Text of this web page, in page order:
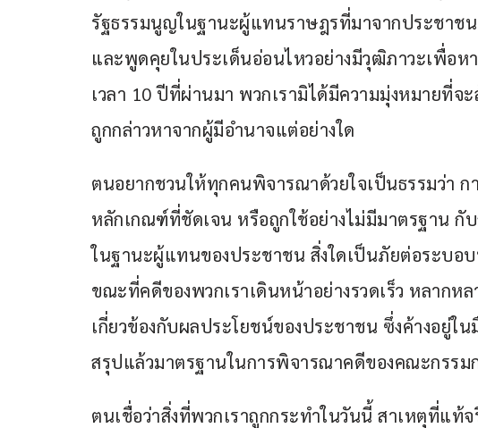
รัฐธรรมนูญในฐานะผู้แทนราษฎรที่มาจากประชาช
และพูดคุยในประเด็นอ่อนไหวอย่างมีวุฒิภาวะเพื่อห
เวลา 10 ปีที่ผ่านมา พวกเรามิได้มีความมุ่งหมายที่จ
ถูกกล่าวหาจากผู้มีอำนาจแต่อย่างใด
ตนอยากชวนให้ทุกคนพิจารณาด้วยใจเป็นธรรมว่า ก
หลักเกณฑ์ที่ชัดเจน หรือถูกใช้อย่างไม่มีมาตรฐาน
ในฐานะผู้แทนของประชาชน สิ่งใดเป็นภัยต่อระบอบ
ขณะที่คดีของพวกเราเดินหน้าอย่างรวดเร็ว หลากห
เกี่ยวข้องกับผลประโยชน์ของประชาชน ซึ่งค้างอยู่ใ
สรุปแล้วมาตรฐานในการพิจารณาคดีของคณะกรร
ตนเชื่อว่าสิ่งที่พวกเราถูกกระทำในวันนี้ สาเหตุที่แท้